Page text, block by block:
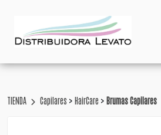
TIENDA Capilares > HairCare > Brumas Capilares